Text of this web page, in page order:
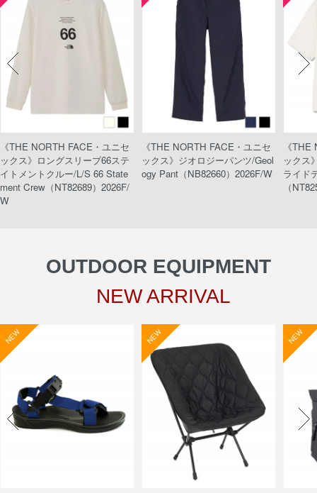
《THE NORTH FACE・ユニセ
ックス》ロングスリーブ66ステ
イトメントクルー/L/S 66 State
ment Crew（NT82689）2026F/
W
《THE NORTH FACE・ユニセ
ックス》ジオロジーパンツ/Geol
ogy Pant（NB82660）2026F/W
《
ックス
ライド
（
OUTDOOR EQUIPMENT
NEW ARRIVAL
NEW NEW NEW